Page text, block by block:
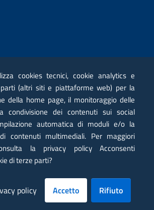
PEC
cookies tecnici, cookie analytics e
(altri siti e piattaforme web) per la
della home page, il monitoraggio delle
condivisione dei contenuti sui social
automatica di moduli e/o la
contenuti multimediali. Per maggiori
la privacy policy Acconsenti
di terze parti?
policy Accetto Rifiuto